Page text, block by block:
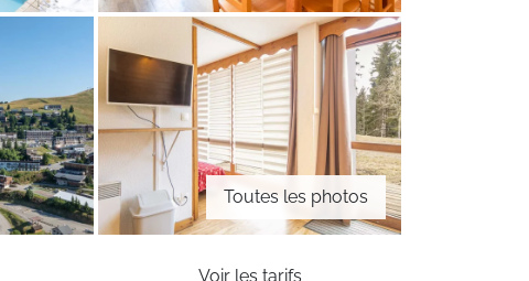
Toutes les photos
Voir les tarifs